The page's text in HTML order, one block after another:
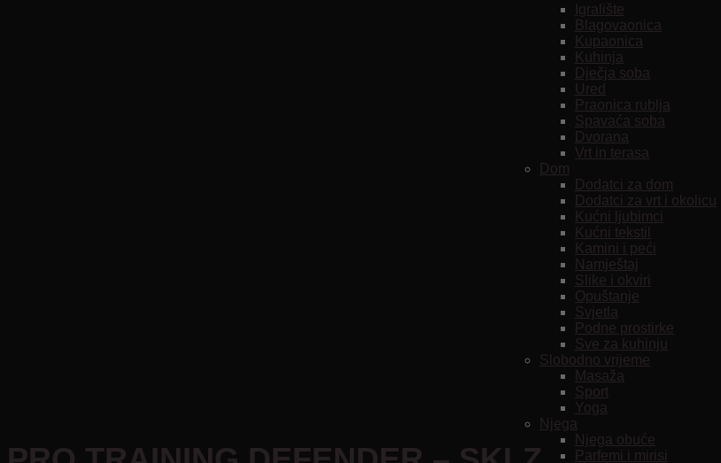
Igralište
Blagovaonica
Kupaonica
Kuhinja
Dječja soba
Ured
Praonica rublja
Spavaća soba
Dvorana
Vrt in terasa
Dom
Dodatci za dom
Dodatci za vrt i okolicu
Kućni ljubimci
Kućni tekstil
Kamini i peći
Namještaj
Slike i okviri
Opuštanje
Svjetla
Podne prostirke
Sve za kuhinju
Slobodno vrijeme
Masaža
Sport
Yoga
Njega
Njega obuće
Parfemi i mirisi